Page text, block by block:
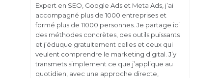
Expert en SEO, Google Ads et Meta Ads, j’ai
accompagné plus de 1000 entreprises et
formé plus de 11000 personnes. Je partage ici
des méthodes concrètes, des outils puissants
et j’éduque gratuitement celles et ceux qui
veulent comprendre le marketing digital. J’y
transmets simplement ce que j’applique au
quotidien, avec une approche directe,